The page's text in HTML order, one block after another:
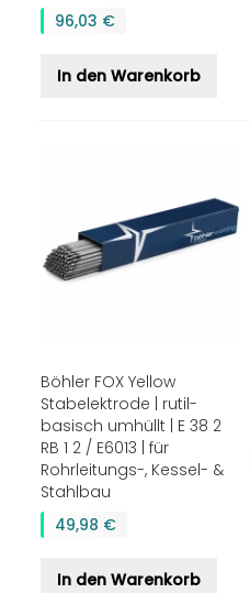
96,03 €
In den Warenkorb
Böhler FOX Yellow
Stabelektrode | rutil-
basisch umhüllt | E 38 2
RB 1 2 / E6013 | für
Rohrleitungs-, Kessel- &
Stahlbau
49,98 €
In den Warenkorb